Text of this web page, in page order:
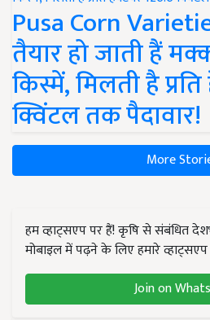
Pusa Corn
तैयार हो जाती हैं
किस्में, मिलती है
क्विंटल तक पैदावार!
More
हम व्हाट्सएप पर हैं! कृषि से संबंधित
मोबाइल में पढ़ने के लिए हमारे
Join on